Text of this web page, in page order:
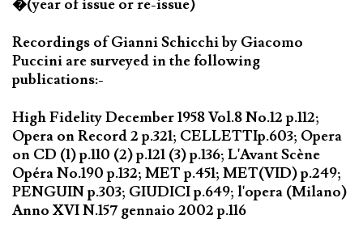
�(year of issue or re-issue)
Recordings of Gianni Schicchi by Giacomo
Puccini are surveyed in the following
publications:-
High Fidelity December 1958 Vol.8 No.12 p.112;
Opera on Record 2 p.321; CELLETTIp.603; Opera
on CD (1) p.110 (2) p.121 (3) p.136; L'Avant Scène
Opéra No.190 p.132; MET p.451; MET(VID) p.249;
PENGUIN p.303; GIUDICI p.649; l'opera (Milano)
Anno XVI N.157 gennaio 2002 p.116